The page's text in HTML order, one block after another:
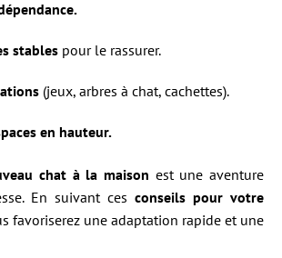
stables pour le rassurer.
(jeux, arbres à chat, cachettes).
en hauteur.
chat à la maison est une aventure
En suivant ces conseils pour votre
favoriserez une adaptation rapide et une